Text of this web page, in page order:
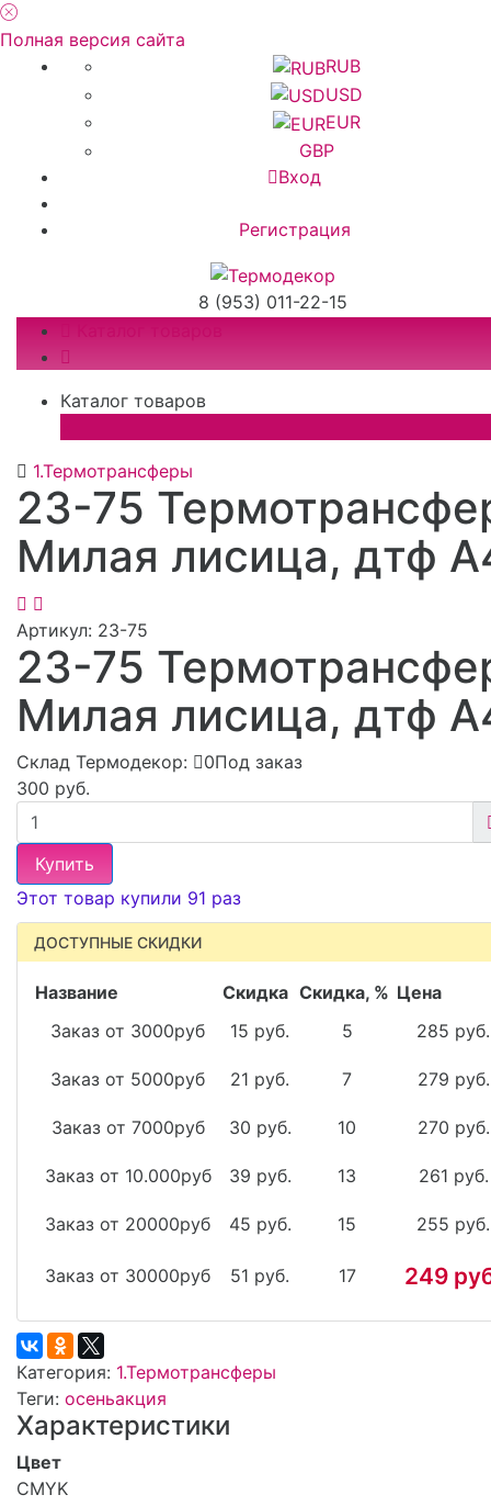
Полная версия сайта
RUB
USD
EUR
GBP
Вход
Регистрация
8 (953) 011-22-15
Каталог товаров
1.Термотрансферы
23-75
Милая лисица, дтф
Артикул: 23-75
23-75
Милая лисица, дтф
Склад Термодекор:
0Под заказ
300 руб.
Купить
Этот товар купили 91 раз
ДОСТУПНЫЕ СКИДКИ
Название Скидка Скидка, % Цена
Заказ от 3000руб
15 руб. 5 285 руб.
Заказ от 5000руб 21 руб. 7 279 руб.
Заказ от 7000руб 30 руб. 10 270 руб.
Заказ от 10.000руб 39 руб. 13 261 руб.
Заказ от 20000руб 45 руб. 15 255 руб.
Заказ от 30000руб 51 руб. 17 249
Категория: 1.Термотрансферы
Теги: осеньакция
Характеристики
Цвет
CMYK